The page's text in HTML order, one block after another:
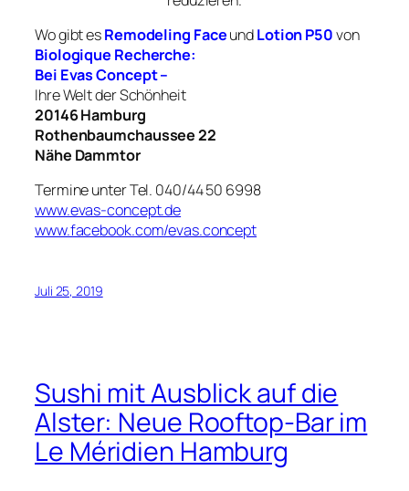
Wo gibt esRemodeling FaceundLotion P50von
Biologique Recherche:
Bei Evas Concept –
Ihre Welt der Schönheit
20146 Hamburg
Rothenbaumchaussee 22
Nähe Dammtor
Termine unter Tel. 040/44 50 6998
www.evas-concept.de
www.facebook.com/evas.concept
Juli 25, 2019
Sushi mit Ausblick auf die
Alster: Neue Rooftop-Bar im
Le Méridien Hamburg